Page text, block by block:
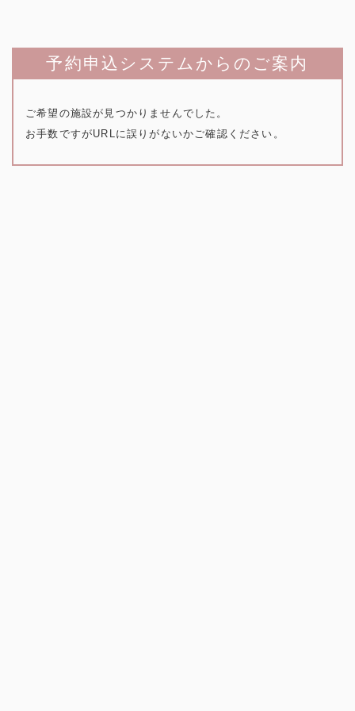
予約申込システムからのご案内
ご希望の施設が見つかりませんでした。
お手数ですがURLに誤りがないかご確認ください。